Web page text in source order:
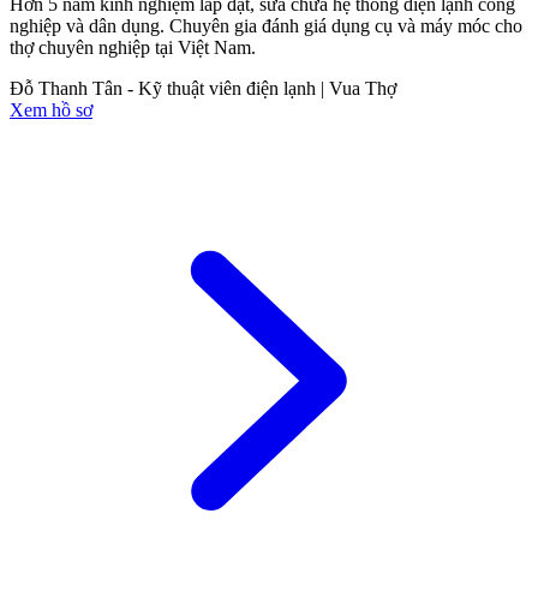
nghiệp và dân dụng. Chuyên gia đánh giá dụng cụ và máy móc cho
thợ chuyên nghiệp tại Việt Nam.
Đỗ Thanh Tân - Kỹ thuật viên điện lạnh | Vua Thợ
Xem hồ sơ